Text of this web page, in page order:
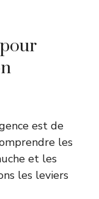
est de
les
et les
les leviers